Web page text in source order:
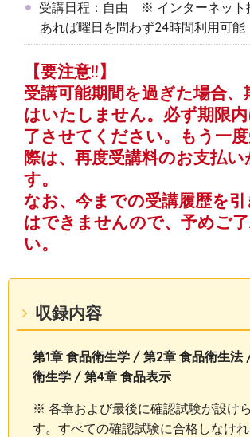
受講日程：自由 ※ インターネット
あれば曜日を問わず24時間利用可能
【要注意!!】
受講可能期間を過ぎた場合、
はいたしません。必ず期限
了させてください。もう一
際は、再度受講料のお支払い
す。
なお、今までの受講履歴を
はできませんので、予めご
い。
収録内容
第1章 食品衛生学 / 第2章 食品衛生法
衛生学 / 第4章 食品表示
※ 各章および最後に確認試験が設け
す。すべての確認試験に合格しなけ